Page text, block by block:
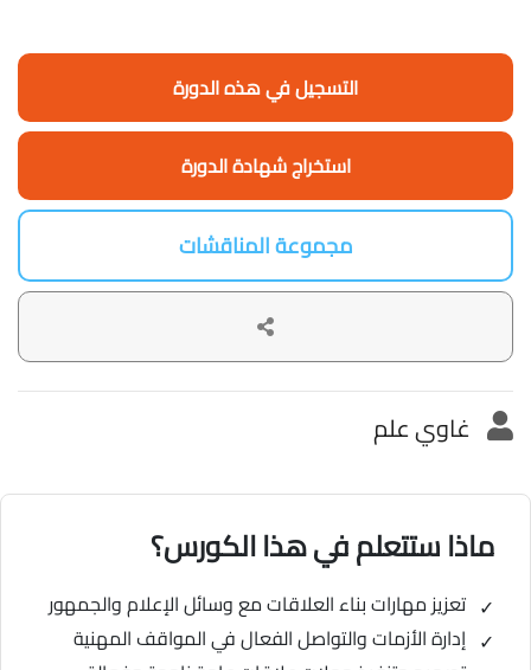
التسجيل في هذه الدورة
استخراج شهادة الدورة
مجموعة المناقشات
غاوي علم
ماذا ستتعلم في هذا الكورس؟
تعزيز مهارات بناء العلاقات مع وسائل الإعلام والجمهور
إدارة الأزمات والتواصل الفعال في المواقف المهنية